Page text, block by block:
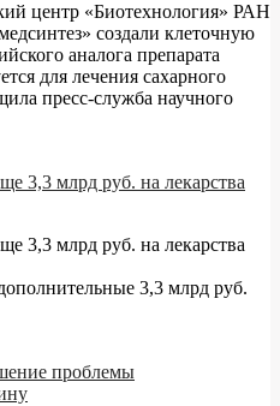
центр «Биотехнология» РАН
создали клеточную
аналога препарата
для лечения сахарного
пресс-служба научного
3,3 млрд руб. на лекарства
3,3 млрд руб. на лекарства
3,3 млрд руб.
проблемы